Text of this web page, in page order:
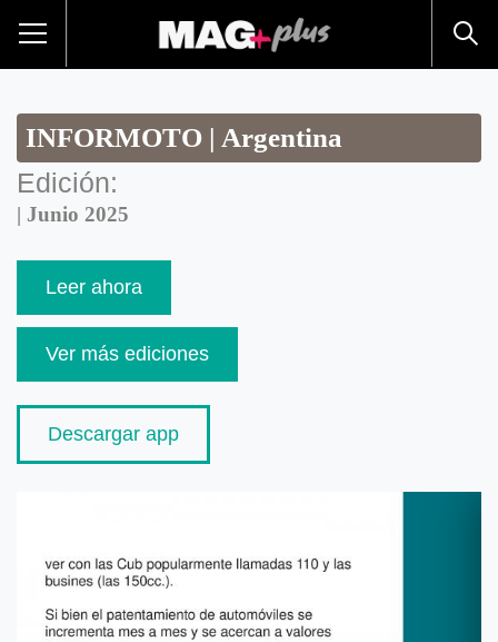
INFORMOTO | Argentina
Edición:
| Junio 2025
Leer ahora
Ver más ediciones
Descargar app